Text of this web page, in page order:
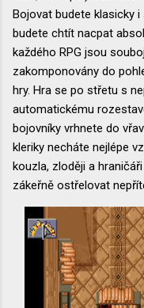
Bojovat budete klasicky
budete chtít nacpat
každého RPG jsou
zakomponovány do
hry. Hra se po střetu s
automatickému
bojovníky vrhnete do
kleriky necháte nejlépe
kouzla, zloději a
zákeřně ostřelovat